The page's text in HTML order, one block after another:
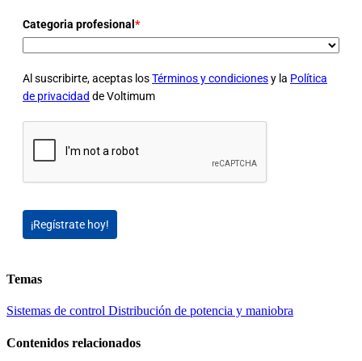
Categoria profesional *
Al suscribirte, aceptas losTérminos y condicionesy la Política
de privacidad de Voltimum
¡Regístrate hoy!
Temas
Sistemas de control Distribución de potencia y maniobra
Contenidos relacionados